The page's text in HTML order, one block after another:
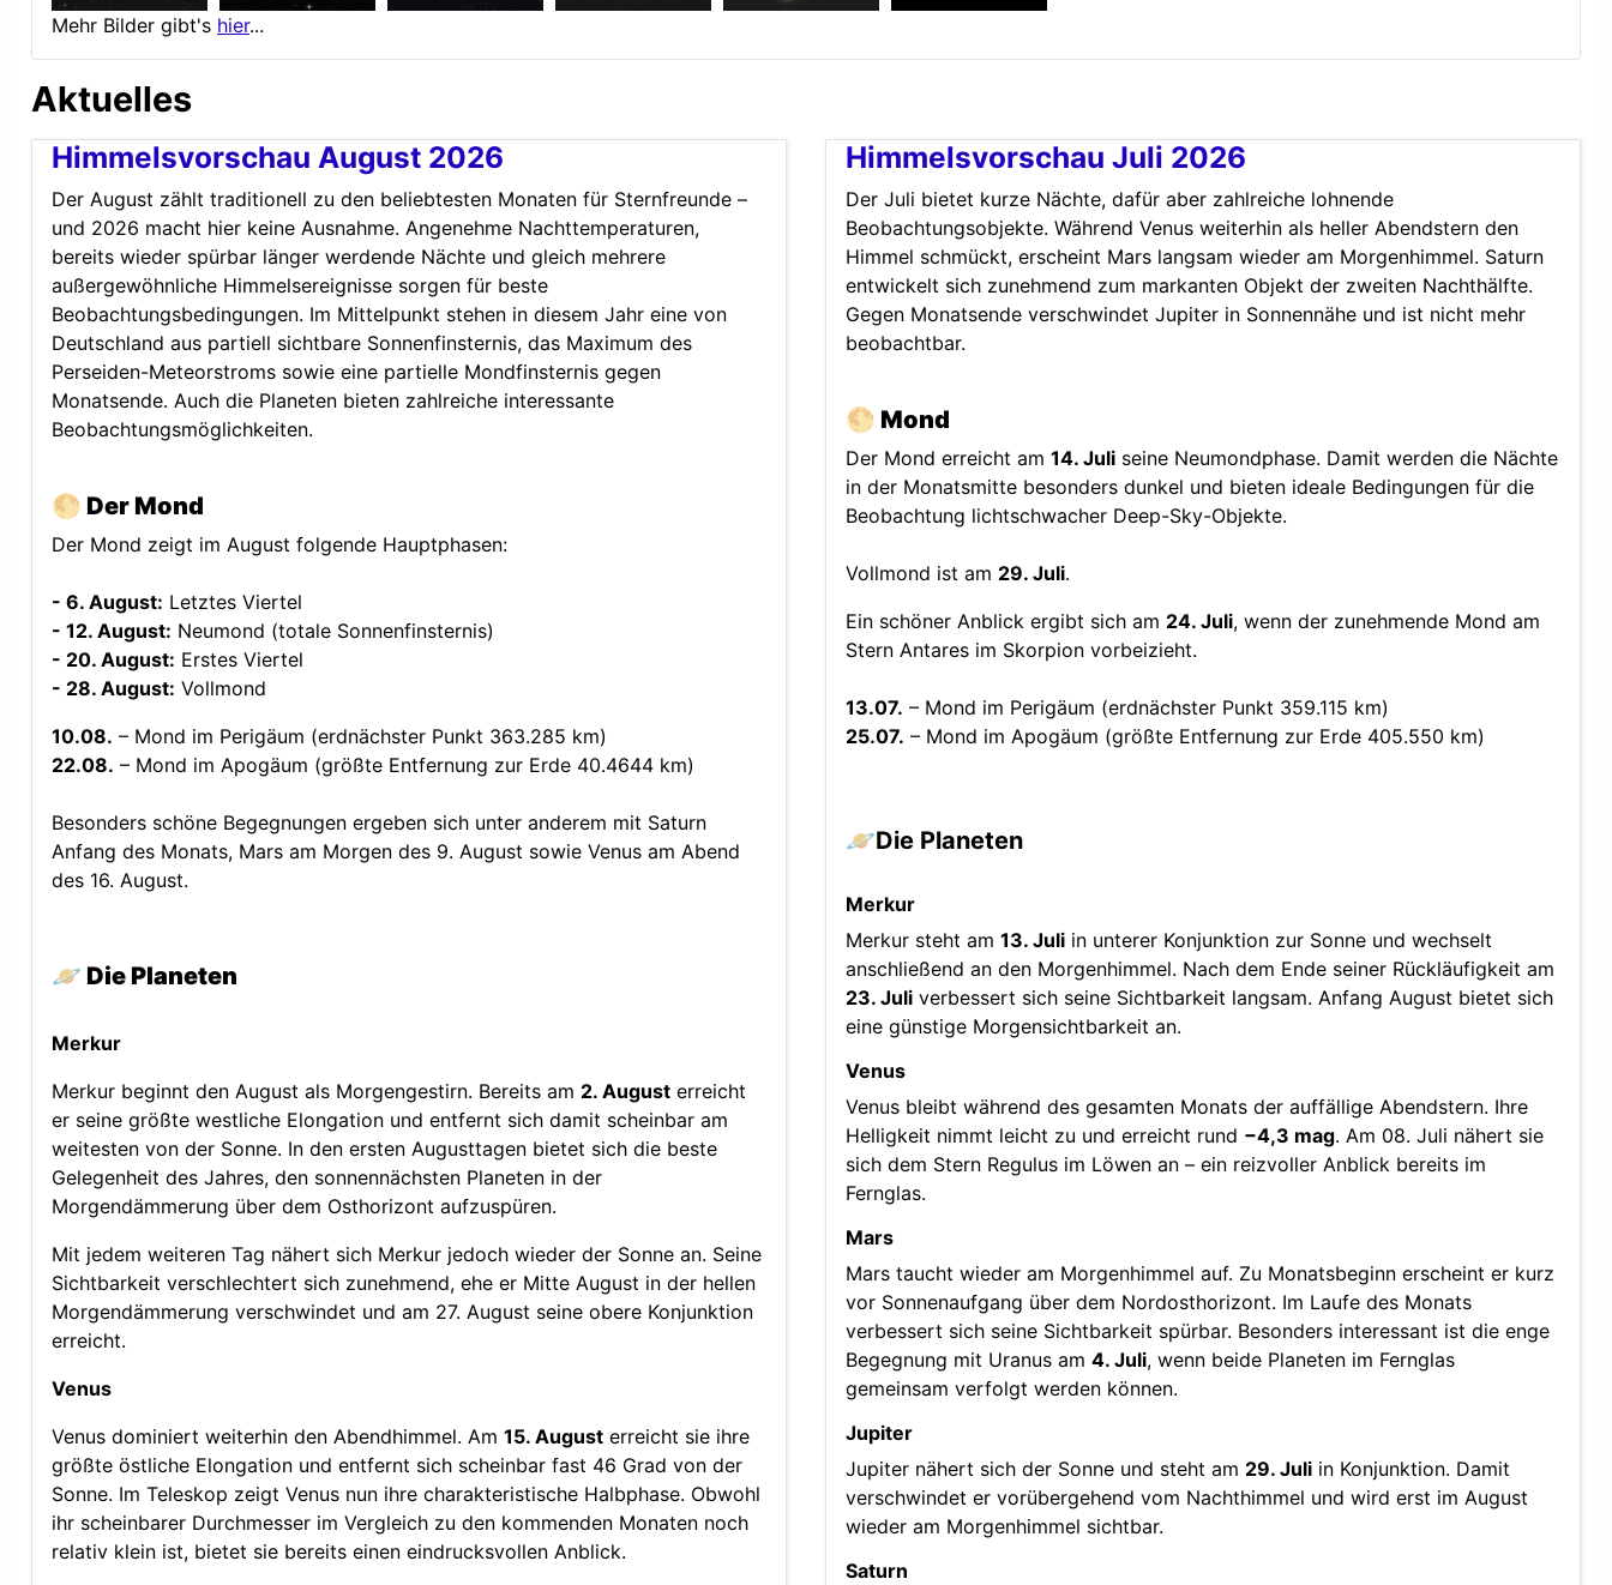
Mehr Bilder gibt's hier...
Aktuelles
Himmelsvorschau August 2026
Der August zählt traditionell zu den beliebtesten Monaten für Sternfreunde –
und 2026 macht hier keine Ausnahme. Angenehme Nachttemperaturen,
bereits wieder spürbar länger werdende Nächte und gleich mehrere
außergewöhnliche Himmelsereignisse sorgen für beste
Beobachtungsbedingungen. Im Mittelpunkt stehen in diesem Jahr eine von
Deutschland aus partiell sichtbare Sonnenfinsternis, das Maximum des
Perseiden-Meteorstroms sowie eine partielle Mondfinsternis gegen
Monatsende. Auch die Planeten bieten zahlreiche interessante
Beobachtungsmöglichkeiten.
🌕 Der Mond
Der Mond zeigt im August folgende Hauptphasen:
- 6. August: Letztes Viertel
- 12. August: Neumond (totale Sonnenfinsternis)
- 20. August: Erstes Viertel
- 28. August: Vollmond
10.08. – Mond im Perigäum (erdnächster Punkt 363.285 km)
22.08. – Mond im Apogäum (größte Entfernung zur Erde 40.4644 km)
Besonders schöne Begegnungen ergeben sich unter anderem mit Saturn
Anfang des Monats, Mars am Morgen des 9. August sowie Venus am Abend
des 16. August.
🪐 Die Planeten
Merkur
Merkur beginnt den August als Morgengestirn. Bereits am 2. August erreicht
er seine größte westliche Elongation und entfernt sich damit scheinbar am
weitesten von der Sonne. In den ersten Augusttagen bietet sich die beste
Gelegenheit des Jahres, den sonnennächsten Planeten in der
Morgendämmerung über dem Osthorizont aufzuspüren.
Mit jedem weiteren Tag nähert sich Merkur jedoch wieder der Sonne an. Seine
Sichtbarkeit verschlechtert sich zunehmend, ehe er Mitte August in der hellen
Morgendämmerung verschwindet und am 27. August seine obere Konjunktion
erreicht.
Venus
Venus dominiert weiterhin den Abendhimmel. Am 15. August erreicht sie ihre
größte östliche Elongation und entfernt sich scheinbar fast 46 Grad von der
Sonne. Im Teleskop zeigt Venus nun ihre charakteristische Halbphase. Obwohl
ihr scheinbarer Durchmesser im Vergleich zu den kommenden Monaten noch
relativ klein ist, bietet sie bereits einen eindrucksvollen Anblick.
Himmelsvorschau Juli 2026
Der Juli bietet kurze Nächte, dafür aber zahlreiche lohnende
Beobachtungsobjekte. Während Venus weiterhin als heller Abendstern den
Himmel schmückt, erscheint Mars langsam wieder am Morgenhimmel. Saturn
entwickelt sich zunehmend zum markanten Objekt der zweiten Nachthälfte.
Gegen Monatsende verschwindet Jupiter in Sonnennähe und ist nicht mehr
beobachtbar.
🌕 Mond
Der Mond erreicht am 14. Juli seine Neumondphase. Damit werden die Nächte
in der Monatsmitte besonders dunkel und bieten ideale Bedingungen für die
Beobachtung lichtschwacher Deep-Sky-Objekte.
Vollmond ist am 29. Juli.
Ein schöner Anblick ergibt sich am 24. Juli, wenn der zunehmende Mond am
Stern Antares im Skorpion vorbeizieht.
13.07. – Mond im Perigäum (erdnächster Punkt 359.115 km)
25.07. – Mond im Apogäum (größte Entfernung zur Erde 405.550 km)
🪐Die Planeten
Merkur
Merkur steht am 13. Juli in unterer Konjunktion zur Sonne und wechselt
anschließend an den Morgenhimmel. Nach dem Ende seiner Rückläufigkeit am
23. Juli verbessert sich seine Sichtbarkeit langsam. Anfang August bietet sich
eine günstige Morgensichtbarkeit an.
Venus
Venus bleibt während des gesamten Monats der auffällige Abendstern. Ihre
Helligkeit nimmt leicht zu und erreicht rund −4,3 mag. Am 08. Juli nähert sie
sich dem Stern Regulus im Löwen an – ein reizvoller Anblick bereits im
Fernglas.
Mars
Mars taucht wieder am Morgenhimmel auf. Zu Monatsbeginn erscheint er kurz
vor Sonnenaufgang über dem Nordosthorizont. Im Laufe des Monats
verbessert sich seine Sichtbarkeit spürbar. Besonders interessant ist die enge
Begegnung mit Uranus am 4. Juli, wenn beide Planeten im Fernglas
gemeinsam verfolgt werden können.
Jupiter
Jupiter nähert sich der Sonne und steht am 29. Juli in Konjunktion. Damit
verschwindet er vorübergehend vom Nachthimmel und wird erst im August
wieder am Morgenhimmel sichtbar.
Saturn